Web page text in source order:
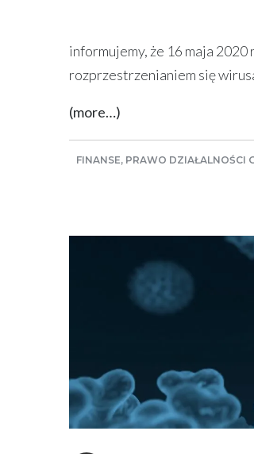
informujemy, że 16 maja 2020
rozprzestrzenianiem się
(more…)
FINANSE, PRAWO DZIAŁALNOŚCI